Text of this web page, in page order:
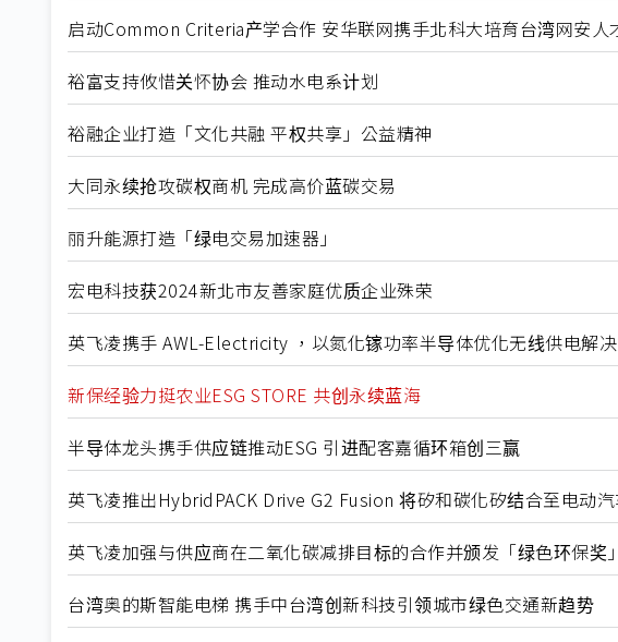
启动Common Criteria产学合作 安华联网携手北科大培育台湾网安人
裕富支持攸惜关怀协会 推动水电系计划
裕融企业打造「文化共融 平权共享」公益精神
大同永续抢攻碳权商机 完成高价蓝碳交易
丽升能源打造「绿电交易加速器」
宏电科技获2024新北市友善家庭优质企业殊荣
英飞凌携手 AWL-Electricity ，以氮化镓功率半导体优化无线供电解
新保经验力挺农业ESG STORE 共创永续蓝海
半导体龙头携手供应链推动ESG 引进配客嘉循环箱创三赢
英飞凌推出HybridPACK Drive G2 Fusion 将矽和碳化矽结合至电动
英飞凌加强与供应商在二氧化碳减排目标的合作并颁发「绿色环保奖」
台湾奥的斯智能电梯 携手中台湾创新科技引领城市绿色交通新趋势